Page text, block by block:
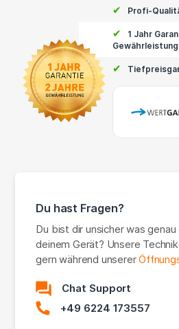
✔ Profi-
✔
1 Jahr
Gewährleistung
✔
Du hast Fragen?
Du bist dir unsicher was
deinem Gerät? Unsere
gern während unserer
Chat Support
+49 6224 173557